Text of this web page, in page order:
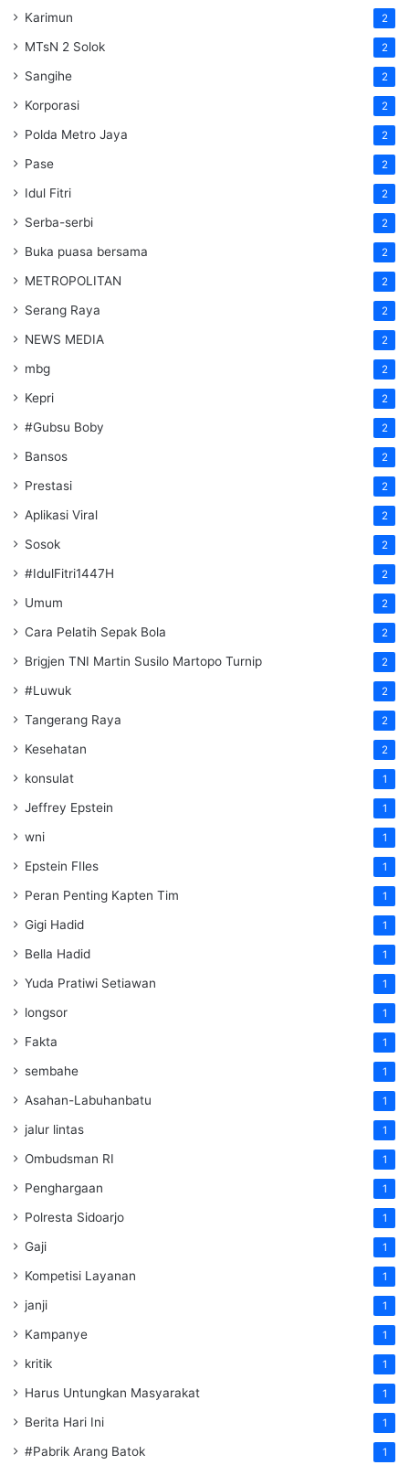
Karimun 2
MTsN 2 Solok 2
Sangihe 2
Korporasi 2
Polda Metro Jaya 2
Pase 2
Idul Fitri 2
Serba-serbi 2
Buka puasa bersama 2
METROPOLITAN 2
Serang Raya 2
NEWS MEDIA 2
mbg 2
Kepri 2
#Gubsu Boby 2
Bansos 2
Prestasi 2
Aplikasi Viral 2
Sosok 2
#IdulFitri1447H 2
Umum 2
Cara Pelatih Sepak Bola 2
Brigjen TNI Martin Susilo Martopo Turnip 2
#Luwuk 2
Tangerang Raya 2
Kesehatan 2
konsulat 1
Jeffrey Epstein 1
wni 1
Epstein FIles 1
Peran Penting Kapten Tim 1
Gigi Hadid 1
Bella Hadid 1
Yuda Pratiwi Setiawan 1
longsor 1
Fakta 1
sembahe 1
Asahan-Labuhanbatu 1
jalur lintas 1
Ombudsman RI 1
Penghargaan 1
Polresta Sidoarjo 1
Gaji 1
Kompetisi Layanan 1
janji 1
Kampanye 1
kritik 1
Harus Untungkan Masyarakat 1
Berita Hari Ini 1
#Pabrik Arang Batok 1